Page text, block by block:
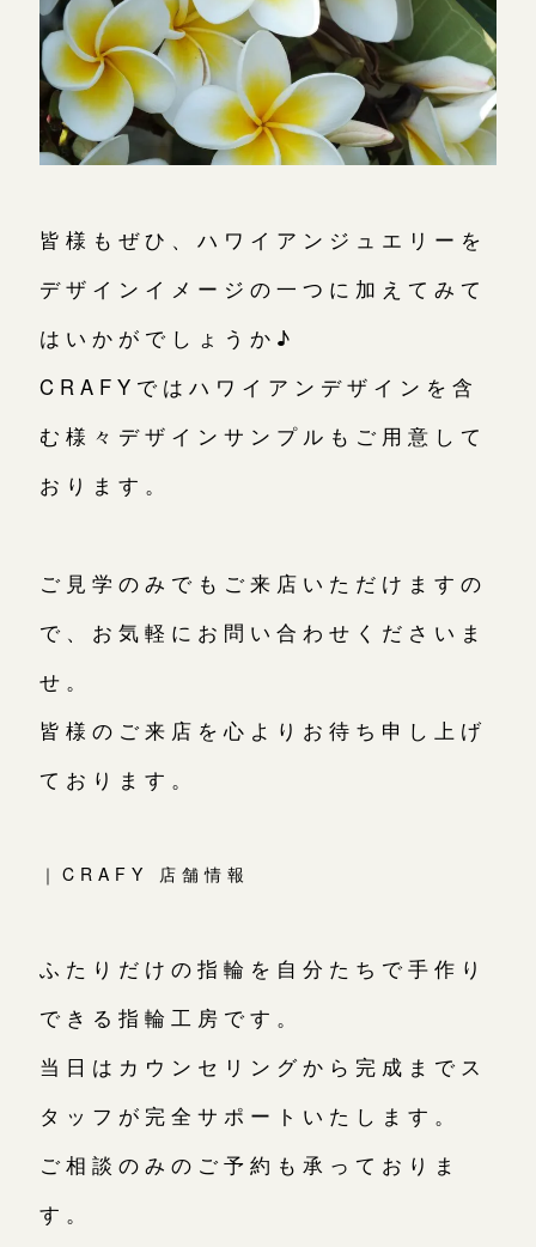
皆様もぜひ、ハワイアンジュエリーを
デザインイメージの一つに加えてみて
はいかがでしょうか♪
CRAFYではハワイアンデザインを含
む様々デザインサンプルもご用意して
おります。
ご見学のみでもご来店いただけますの
で、お気軽にお問い合わせくださいま
せ。
皆様のご来店を心よりお待ち申し上げ
ております。
｜CRAFY 店舗情報
ふたりだけの指輪を自分たちで手作り
できる指輪工房です。
当日はカウンセリングから完成までス
タッフが完全サポートいたします。
ご相談のみのご予約も承っておりま
す。